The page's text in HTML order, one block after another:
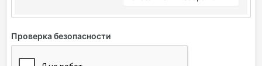
Проверка безопасности